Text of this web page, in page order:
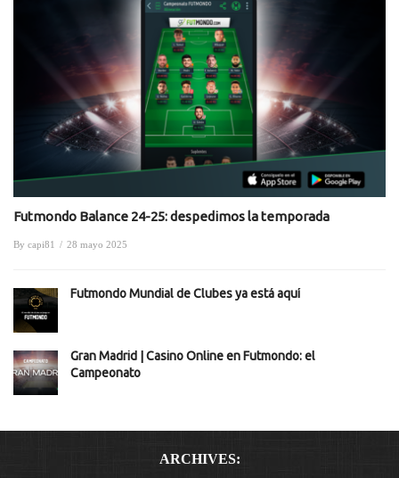
Futmondo Balance 24-25: despedimos la temporada
By capi81 / 28 mayo 2025
Futmondo Mundial de Clubes ya está aquí
Gran Madrid | Casino Online en Futmondo: el
Campeonato
ARCHIVES: